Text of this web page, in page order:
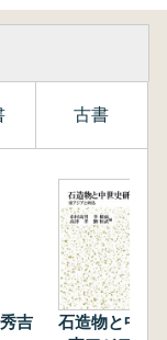
古書
吉
石造物と中世